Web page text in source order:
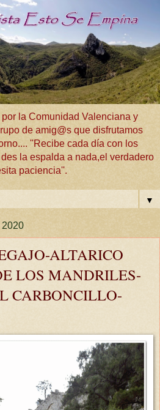
la Comunidad Valenciana y
de amig@s que disfrutamos
''Recibe cada día con los
la espalda a nada,el verdadero
paciencia''.
▼
2020
ALTARICO
LOS MANDRILES-
CARBONCILLO-